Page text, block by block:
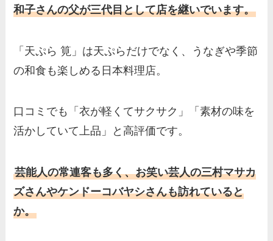
和子さんの父が三代目として店を継いでいます。
「天ぷら 筧」は天ぷらだけでなく、うなぎや季節
の和食も楽しめる日本料理店。
口コミでも「衣が軽くてサクサク」「素材の味を
活かしていて上品」と高評価です。
芸能人の常連客も多く、お笑い芸人の三村マサカ
ズさんやケンドーコバヤシさんも訪れていると
か。